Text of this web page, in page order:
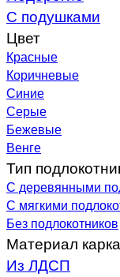
С подушками
Цвет
Красные
Коричневые
Синие
Серые
Бежевые
Венге
Тип
С деревянными
С мягкими
Без подлокотников
Материал
Из ЛДСП